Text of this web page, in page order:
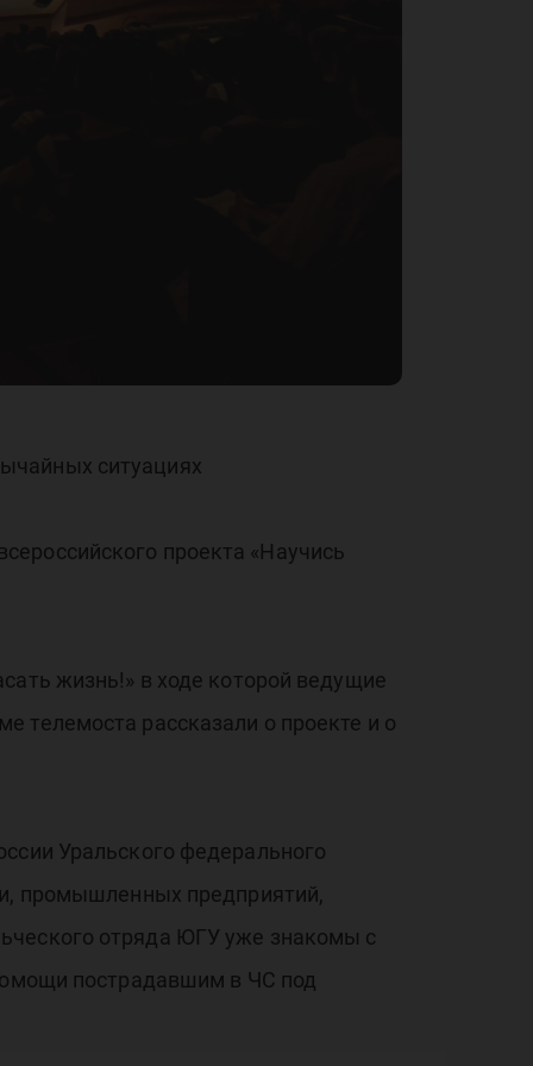
ситуациях
проекта «Научись
жизнь!» в ходе которой ведущие
телемоста рассказали о проекте и о
Уральского федерального
промышленных предприятий,
отряда ЮГУ уже знакомы с
пострадавшим в ЧС под